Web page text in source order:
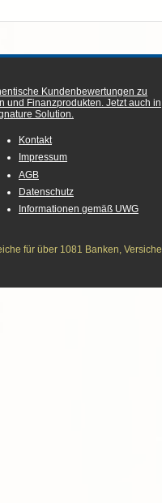
Kundenbewertungen zu
und Finanzprodukten. Jetzt auch in
Solution.
Kontakt
Impressum
AGB
Datenschutz
Informationen gemäß UWG
für über 1081 Banken,